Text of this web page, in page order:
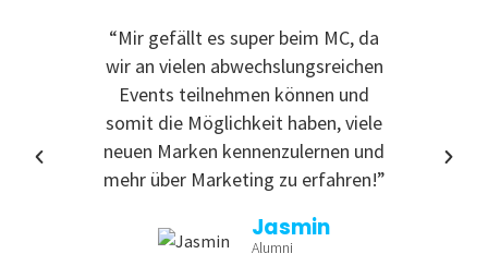
“Mir gefällt es super beim MC, da
wir an vielen abwechslungsreichen
Events teilnehmen können und
somit die Möglichkeit haben, viele
neuen Marken kennenzulernen und
mehr über Marketing zu erfahren!”
Jasmin
Alumni